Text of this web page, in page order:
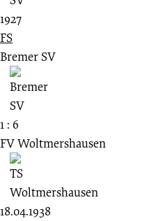
1927
FS
Bremer SV
1 : 6
FV Woltmershausen
18.04.1938